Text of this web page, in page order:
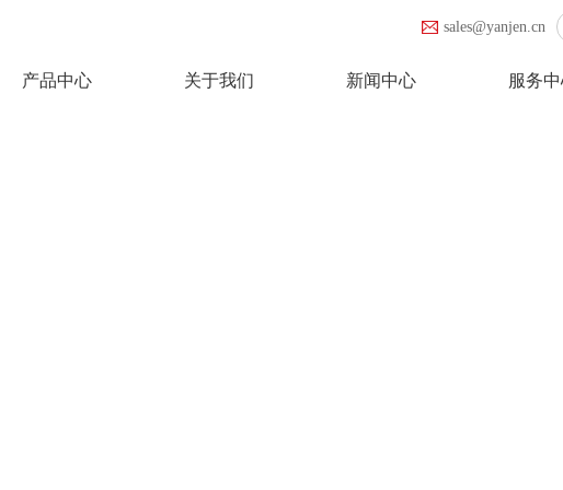
sales@yanjen.cn
产品中心 关于我们 新闻中心 服务